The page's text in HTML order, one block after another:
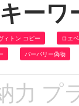
ーワ
ィトン コピー ロエ
バーバリー偽物
力 プ